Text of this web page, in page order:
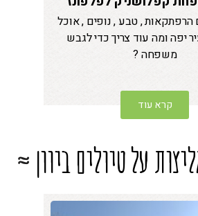
, טבע , נופים , אוכל
יפה ומה עוד צריך כדי לגבש
משפחה ?
קרא עוד
על טיולים ביוון